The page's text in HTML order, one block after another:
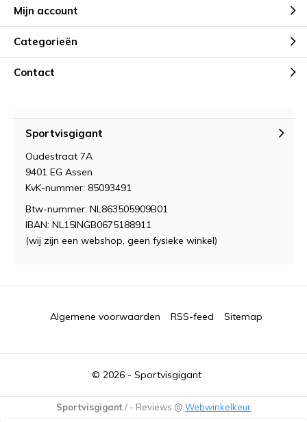
Mijn account
Categorieën
Contact
Sportvisgigant
Oudestraat 7A
9401 EG Assen
KvK-nummer: 85093491
Btw-nummer: NL863505909B01
IBAN: NL15INGB0675188911
(wij zijn een webshop, geen fysieke winkel)
© 2026 - Sportvisgigant
Algemene voorwaarden RSS-feed Sitemap
Sportvisgigant/ - Reviews @ Webwinkelkeur